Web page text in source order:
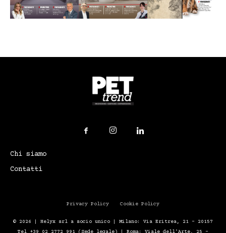
Chi siamo
Contatti
Privacy Policy Cookie Policy
© 2026 | Helyx srl a socio unico | Milano: Via Eritrea, 21 – 20157
Tel +39 02 2772 991 (Sede legale) | Roma: Viale dell'Arte, 25 -